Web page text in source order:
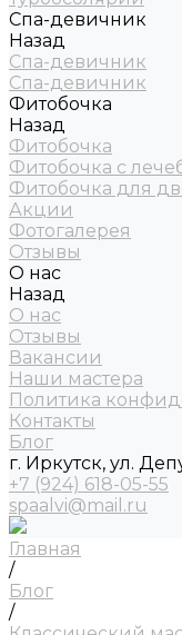
Спа-девичник
Назад
Спа-девичник
Спа-девичник
Фитобочка
Назад
Фитобочка
Фитобочка с
Фитобочка для
Акции
Фотогалерея
Отзывы
О нас
Назад
О нас
Отзывы
Вакансии
Наши мастера
Политика
Контакты
Блог
г. Иркутск, ул.
+7 (924) 618-05-55
spaalvi@mail.ru
Главная
/
Блог
/